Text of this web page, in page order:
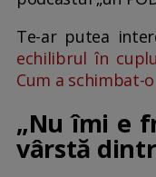
Te-ar putea
echilibrul în
Cum a schimbat-
„Nu îmi e
vârstă